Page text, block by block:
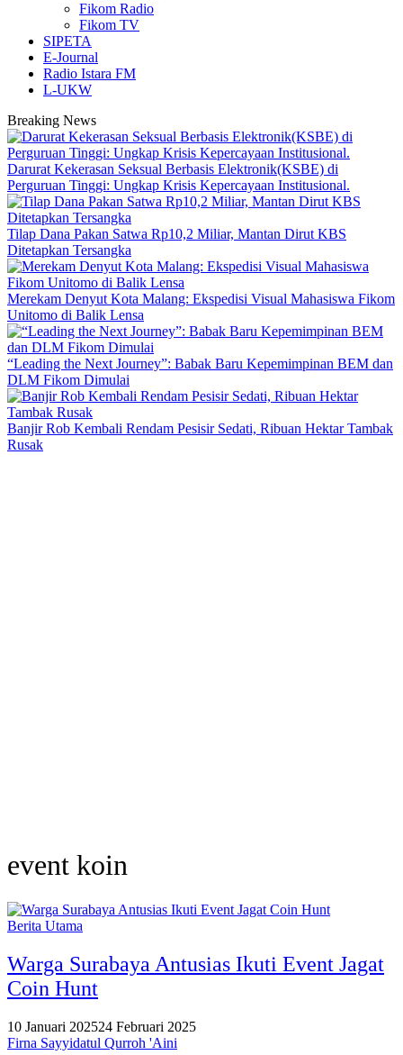
Fikom Radio
Fikom TV
SIPETA
E-Journal
Radio Istara FM
L-UKW
Breaking News
Darurat Kekerasan Seksual Berbasis Elektronik(KSBE) di
Perguruan Tinggi: Ungkap Krisis Kepercayaan Institusional.
Tilap Dana Pakan Satwa Rp10,2 Miliar, Mantan Dirut KBS
Ditetapkan Tersangka
Merekam Denyut Kota Malang: Ekspedisi Visual Mahasiswa Fikom
Unitomo di Balik Lensa
“Leading the Next Journey”: Babak Baru Kepemimpinan BEM dan
DLM Fikom Dimulai
Banjir Rob Kembali Rendam Pesisir Sedati, Ribuan Hektar Tambak
Rusak
event koin
Berita Utama
Warga Surabaya Antusias Ikuti Event Jagat
Coin Hunt
10 Januari 202524 Februari 2025
Firna Sayyidatul Qurroh 'Aini